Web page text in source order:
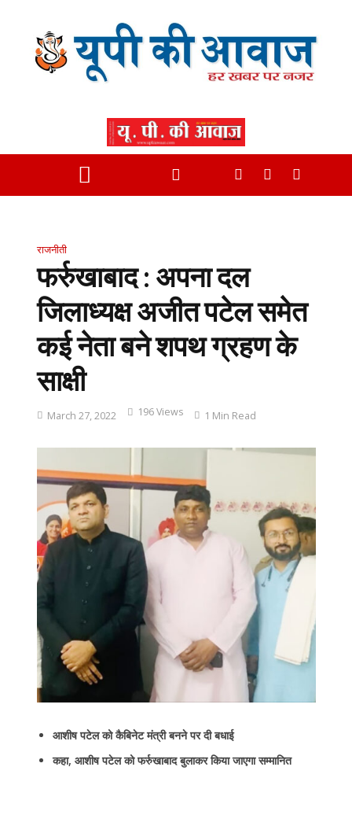
राजनीती
फर्रुखाबाद : अपना दल
जिलाध्यक्ष अजीत पटेल समेत
कई नेता बने शपथ ग्रहण के
साक्षी
March 27, 2022 196 Views 1 Min Read
आशीष पटेल को कैबिनेट मंत्री बनने पर दी बधाई
कहा, आशीष पटेल को फर्रुखाबाद बुलाकर किया जाएगा सम्मानित